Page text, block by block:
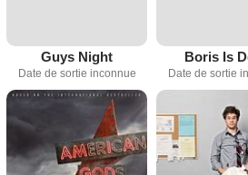
Guys Night
Date de sortie inconnue
Boris Is
Date de sortie